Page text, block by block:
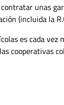
unas
(incluida la
es cada
cooperativas